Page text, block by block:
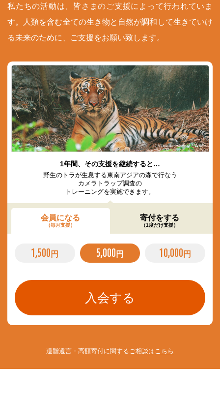
私たちの活動は、皆さまのご支援によって行われていま
す。人類を含む全ての生き物と自然が調和して生きていけ
る未来のために、ご支援をお願い致します。
© Vladimir Filonov / WWF
1年間、その支援を継続すると…
野生のトラが生息する東南アジアの森で行なう
カメラトラップ調査の
トレーニングを実施できます。
会員になる
（毎月支援）
寄付をする
（1度だけ支援）
1,500 円 5,000 円 10,000 円
遺贈遺言・高額寄付に関するご相談はこちら